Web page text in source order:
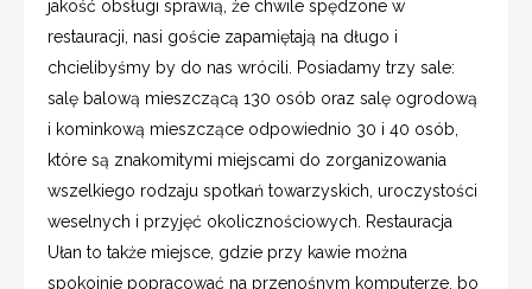
jakość obsługi sprawią, że chwile spędzone w
restauracji, nasi goście zapamiętają na długo i
chcielibyśmy by do nas wrócili. Posiadamy trzy sale:
salę balową mieszczącą 130 osób oraz salę ogrodową
i kominkową mieszczące odpowiednio 30 i 40 osób,
które są znakomitymi miejscami do zorganizowania
wszelkiego rodzaju spotkań towarzyskich, uroczystości
weselnych i przyjęć okolicznościowych. Restauracja
Ułan to także miejsce, gdzie przy kawie można
spokojnie popracować na przenośnym komputerze, bo